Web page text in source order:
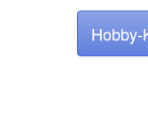
Hobby-